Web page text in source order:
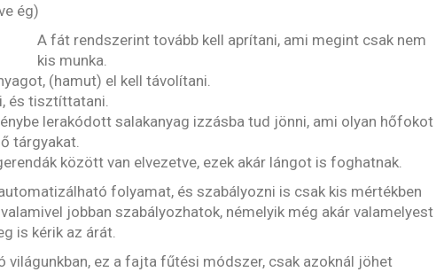
ég)
A fát rendszerint tovább kell aprítani, ami megint csak nem
kis munka.
(hamut) el kell távolítani.
és tisztíttatani.
lerakódott salakanyag izzásba tud jönni, ami olyan hőfokot
tárgyakat.
között van elvezetve, ezek akár lángot is foghatnak.
folyamat, és szabályozni is csak kis mértékben
jobban szabályozhatok, némelyik még akár valamelyest
is kérik az árát.
világunkban, ez a fajta fűtési módszer, csak azoknál jöhet